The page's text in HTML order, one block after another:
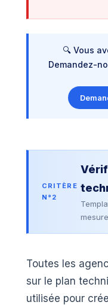
🔍 Vous
Demandez-
CRITÈRE
N°2
Toutes les
sur le plan
utilisée pour